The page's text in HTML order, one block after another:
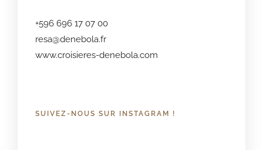
+596 696 17 07 00
resa@denebola.fr
www.croisieres-denebola.com
SUIVEZ-NOUS SUR INSTAGRAM !